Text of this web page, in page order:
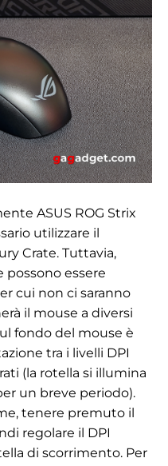
ASUS ROG Strix
utilizzare il
Crate. Tuttavia,
possono essere
cui non ci saranno
il mouse a diversi
fondo del mouse è
tra i livelli DPI
(la rotella si illumina
un breve periodo).
tenere premuto il
regolare il DPI
di scorrimento. Per